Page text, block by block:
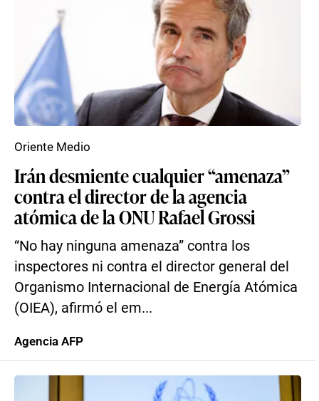
Irán desmiente cualquier “amenaza”
contra el director de la agencia
atómica de la ONU Rafael Grossi
“No hay ninguna amenaza” contra los
inspectores ni contra el director general del
Organismo Internacional de Energía Atómica
(OIEA), afirmó el em...
Oriente Medio
Agencia AFP